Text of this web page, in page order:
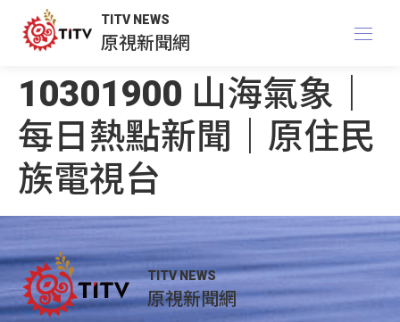
TITV NEWS
原視新聞網
10301900 山海氣象｜
每日熱點新聞｜原住民
族電視台
TITV NEWS
原視新聞網